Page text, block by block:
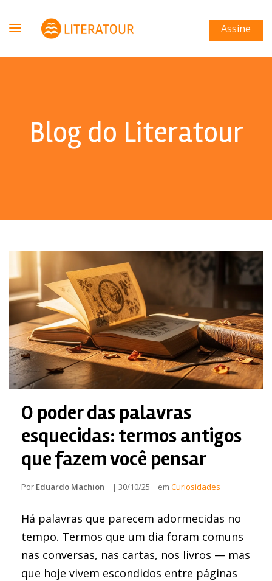
Assine
Blog do Literatour
O poder das palavras
esquecidas: termos antigos
que fazem você pensar
Por Eduardo Machion | 30/10/25 em Curiosidades
Há palavras que parecem adormecidas no
tempo. Termos que um dia foram comuns
nas conversas, nas cartas, nos livros — mas
que hoje vivem escondidos entre páginas